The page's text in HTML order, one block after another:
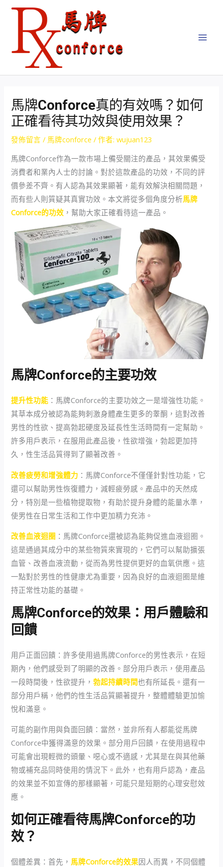
容
馬牌Conforce真的有效嗎？如何
正確看待其功效與使用效果？
發佈留言 / 馬牌conforce / 作者:wujuan123
馬牌Conforce作為一款市場上備受關注的產品，其效果備受
消費者和業內人士的討論。對於這款產品的功效，不同的評
價參差不齊。有人認為其效果顯著，能有效解決相關問題，
而有些人則質疑其真實功效。本文將從多個角度分析馬牌
Conforce的功效 ，幫助大家正確看待這一產品。
馬牌Conforce的主要功效
提升性功能 ：馬牌Conforce的主要功效之一是增強性功能。
其草本成分被認為能夠刺激身體產生更多的睾酮，這對改善
男性的性欲、提高勃起硬度及延長性生活時間有一定幫助。
許多用戶表示，在服用此產品後，性欲增強，勃起更加持
久，性生活品質得到了顯著改善。
改善疲勞和增強體力 ：馬牌Conforce不僅僅針對性功能，它
還可以幫助男性恢復體力，減輕疲勞感。產品中的天然成
分，特別是一些植物提取物，有助於提升身體的能量水準，
使男性在日常生活和工作中更加精力充沛。
改善血液迴圈 ：馬牌Conforce還被認為能夠促進血液迴圈。
這是通過其成分中的某些物質來實現的，它們可以幫助擴張
血管、改善血液流動，從而為男性提供更好的血氧供應。這
一點對於男性的性健康尤為重要，因為良好的血液迴圈是維
持正常性功能的基礎。
馬牌Conforce的效果：用戶體驗和
回饋
用戶正面回饋：許多使用過馬牌Conforce的男性表示，在短
期內，他們感受到了明顯的改善。部分用戶表示，使用產品
一段時間後，性欲提升，勃起持續時間也有所延長。還有一
部分用戶稱，他們的性生活品質顯著提升，整體體驗更加愉
悅和滿意。
可能的副作用與負面回饋：當然，並非所有人都能從馬牌
Conforce中獲得滿意的效果。部分用戶回饋，在使用過程中
可能會出現輕微的頭暈、噁心或不適感，尤其是在與其他藥
物或補充品同時使用的情況下。此外，也有用戶認為，產品
的效果並不如宣傳的那樣顯著，可能只是短期的心理安慰效
應。
如何正確看待馬牌Conforce的功
效？
個體差異：首先， 馬牌Conforce的效果因人而異，不同個體
Post